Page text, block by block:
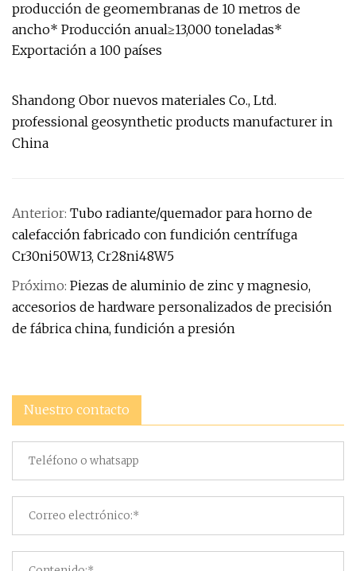
producción de geomembranas de 10 metros de
ancho* Producción anual≥13,000 toneladas*
Exportación a 100 países
Shandong Obor nuevos materiales Co., Ltd.
professional geosynthetic products manufacturer in
China
Anterior: Tubo radiante/quemador para horno de
calefacción fabricado con fundición centrífuga
Cr30ni50W13, Cr28ni48W5
Próximo: Piezas de aluminio de zinc y magnesio,
accesorios de hardware personalizados de precisión
de fábrica china, fundición a presión
Nuestro contacto